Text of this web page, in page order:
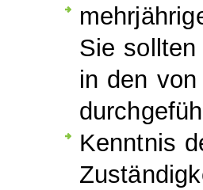
Sie
in den
Kenntnis